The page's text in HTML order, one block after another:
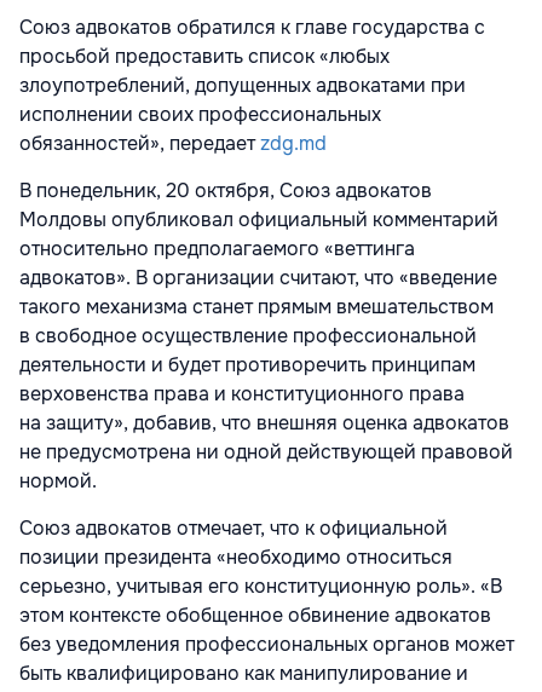
Союз адвокатов обратился к главе государства с
просьбой предоставить список «любых
злоупотреблений, допущенных адвокатами при
исполнении своих профессиональных
обязанностей», передаетzdg.md
В понедельник, 20 октября, Союз адвокатов
Молдовы опубликовал официальный комментарий
относительно предполагаемого «веттинга
адвокатов». В организации считают, что «введение
такого механизма станет прямым вмешательством
в свободное осуществление профессиональной
деятельности и будет противоречить принципам
верховенства права и конституционного права
на защиту», добавив, что внешняя оценка адвокатов
не предусмотрена ни одной действующей правовой
нормой.
Союз адвокатов отмечает, что к официальной
позиции президента «необходимо относиться
серьезно, учитывая его конституционную роль». «В
этом контексте обобщенное обвинение адвокатов
без уведомления профессиональных органов может
быть квалифицировано как манипулирование и